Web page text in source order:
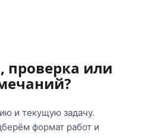
проверка или
и текущую задачу.
формат работ и